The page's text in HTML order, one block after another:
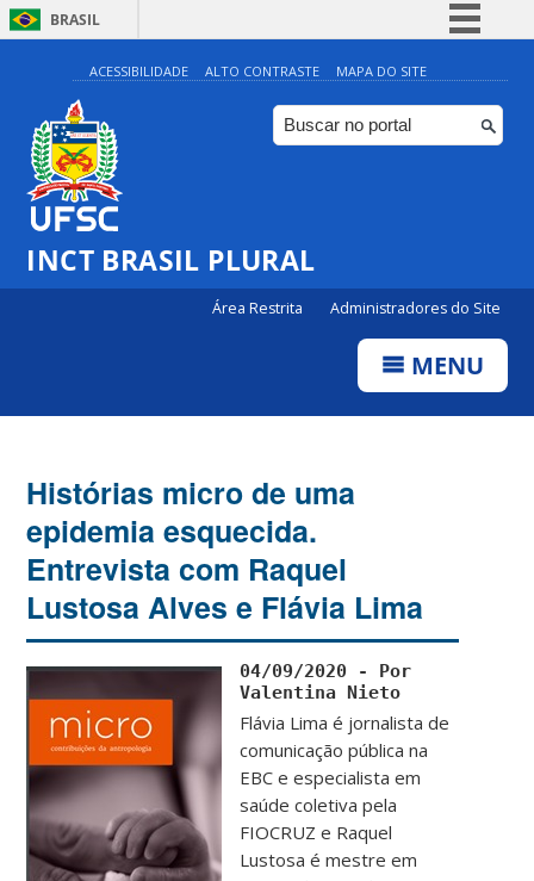
BRASIL
Simplifique!
Comunica BR
Participe
ACESSIBILIDADE ALTO CONTRASTE MAPA DO SITE
INCT BRASIL PLURAL
Área Restrita Administradores do Site
MENU
Histórias micro de uma
epidemia esquecida.
Entrevista com Raquel
Lustosa Alves e Flávia Lima
04/09/2020 - Por
Flávia Lima é jornalista de
comunicação pública na
EBC e especialista em
saúde coletiva pela
FIOCRUZ e Raquel
Lustosa é mestre em